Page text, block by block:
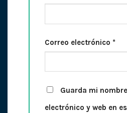
Correo electrónico *
Guarda mi
electrónico y web en